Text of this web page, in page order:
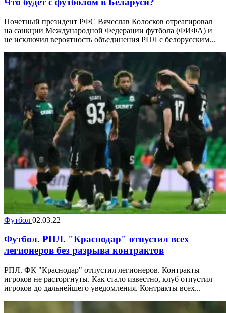
Почетный президент РФС Вячеслав Колосков отреагировал
на санкции Международной Федерации футбола (ФИФА) и
не исключил вероятность объединения РПЛ с белорусским...
Футбол 02.03.22
Футбол. РПЛ. "Краснодар" отпустил всех
легионеров без разрыва контрактов
РПЛ. ФК "Краснодар" отпустил легионеров. Контракты
игроков не расторгнуты. Как стало известно, клуб отпустил
игроков до дальнейшего уведомления. Контракты всех...